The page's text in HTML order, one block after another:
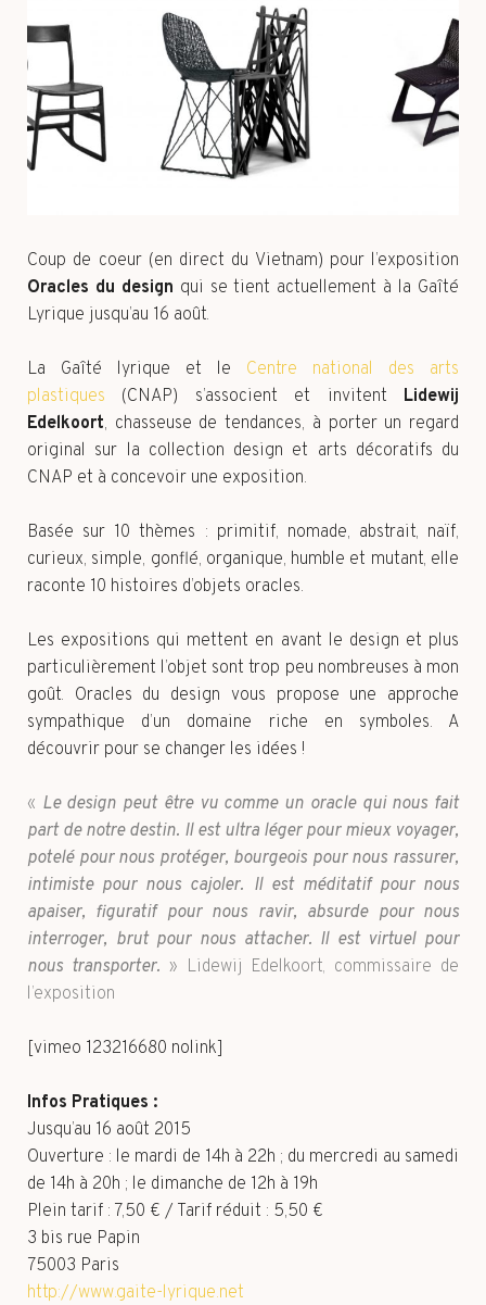
Coup de coeur (en direct du Vietnam) pour l’exposition
Oracles du design qui se tient actuellement à la Gaîté
Lyrique jusqu’au 16 août.
La Gaîté lyrique et le Centre national des arts
plastiques (CNAP) s’associent et invitent Lidewij
Edelkoort, chasseuse de tendances, à porter un regard
original sur la collection design et arts décoratifs du
CNAP et à concevoir une exposition.
Basée sur 10 thèmes : primitif, nomade, abstrait, naïf,
curieux, simple, gonflé, organique, humble et mutant, elle
raconte 10 histoires d’objets oracles.
Les expositions qui mettent en avant le design et plus
particulièrement l’objet sont trop peu nombreuses à mon
goût. Oracles du design vous propose une approche
sympathique d’un domaine riche en symboles. A
découvrir pour se changer les idées !
« Le design peut être vu comme un oracle qui nous fait
part de notre destin. Il est ultra léger pour mieux voyager,
potelé pour nous protéger, bourgeois pour nous rassurer,
intimiste pour nous cajoler. Il est méditatif pour nous
apaiser, figuratif pour nous ravir, absurde pour nous
interroger, brut pour nous attacher. Il est virtuel pour
nous transporter. » Lidewij Edelkoort, commissaire de
l’exposition
[vimeo 123216680 nolink]
Infos Pratiques :
Jusqu’au 16 août 2015
Ouverture : le mardi de 14h à 22h ; du mercredi au samedi
de 14h à 20h ; le dimanche de 12h à 19h
Plein tarif : 7,50 € / Tarif réduit : 5,50 €
3 bis rue Papin
75003 Paris
http://www.gaite-lyrique.net